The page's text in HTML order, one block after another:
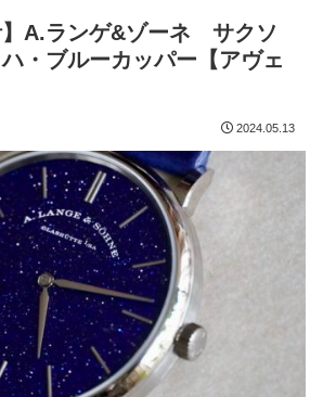
】A.ランゲ&ゾーネ サクソ
・ブルーカッパー【アヴェ
2024.05.13